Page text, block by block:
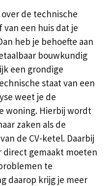
de technische
een huis dat je
heb je behoefte aan
bouwkundig
een grondige
staat van een
weet je de
woning. Hierbij wordt
zaken als de
de CV-ketel. Daarbij
gemaakt moeten
te
daarop krijg je meer